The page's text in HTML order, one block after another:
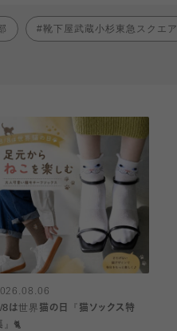
靴下屋武蔵小杉東急スクエア
8は世界猫の日『猫ソックス特
』🐈